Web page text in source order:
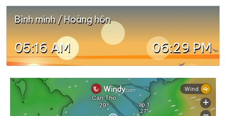
Bình minh / Hoàng hôn
05:16 AM 06:29 PM